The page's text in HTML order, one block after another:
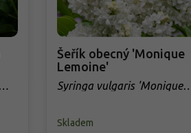
Šeřík obecný 'Monique
Lemoine'
Syringa vulgaris 'Monique
Skladem